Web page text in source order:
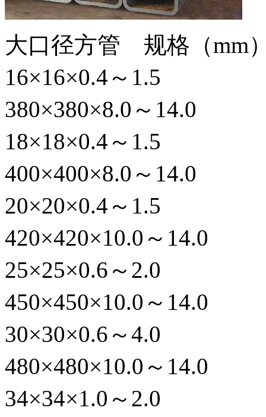
大口径方管 规格（mm
16×16×0.4～1.5
380×380×8.0～14.0
18×18×0.4～1.5
400×400×8.0～14.0
20×20×0.4～1.5
420×420×10.0～14.0
25×25×0.6～2.0
450×450×10.0～14.0
30×30×0.6～4.0
480×480×10.0～14.0
34×34×1.0～2.0